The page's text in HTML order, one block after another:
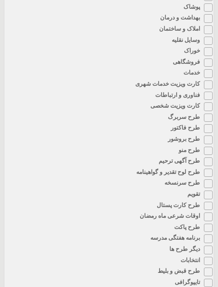
پوشاک
بهداشت و درمان
املاک و ساختمان
وسایل نقلیه
فروشگاهی
کارت ویزیت خدمات شهری
فناوری و ارتباطات
کارت ویزیت شخصی
طرح سربرگ
طرح فاکتور
طرح بروشور
طرح منو
طرح آگهی ترحیم
طرح لوح تقدیر و گواهینامه
طرح سرنسخه
طرح کارت پستال
اوقات شرعی ماه رمضان
طرح پاکت
برنامه هفتگی مدرسه
دیگر طرح ها
انتخابات
طرح قبض و بلیط
تایپوگرافی